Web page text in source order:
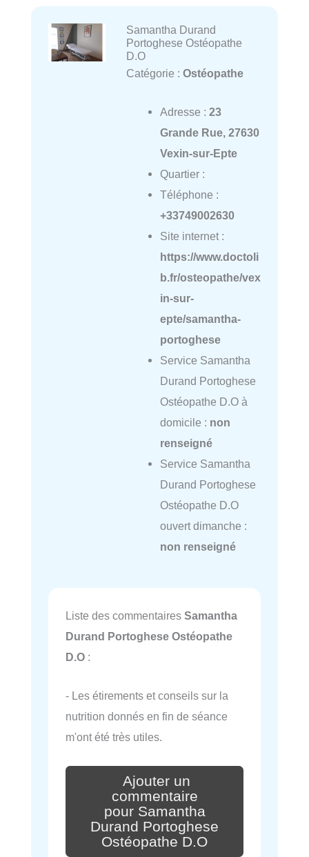
Samantha Durand
Portoghese Ostéopathe
D.O
Catégorie : Ostéopathe
Adresse : 23
Grande Rue, 27630
Vexin-sur-Epte
Quartier :
Téléphone :
+33749002630
Site internet :
https://www.doctoli
b.fr/osteopathe/vex
in-sur-
epte/samantha-
portoghese
Service Samantha
Durand Portoghese
Ostéopathe D.O à
domicile : non
renseigné
Service Samantha
Durand Portoghese
Ostéopathe D.O
ouvert dimanche :
non renseigné
Liste des commentaires Samantha
Durand Portoghese Ostéopathe
D.O :
- Les étirements et conseils sur la
nutrition donnés en fin de séance
m'ont été très utiles.
Ajouter un
commentaire
pour Samantha
Durand Portoghese
Ostéopathe D.O